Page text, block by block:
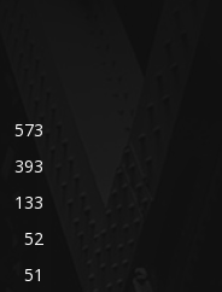
573
393
133
52
51